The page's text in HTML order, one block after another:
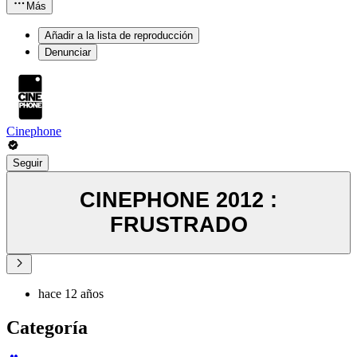
Más
Añadir a la lista de reproducción
Denunciar
Cinephone
Seguir
CINEPHONE 2012 :
FRUSTRADO
hace 12 años
Categoría